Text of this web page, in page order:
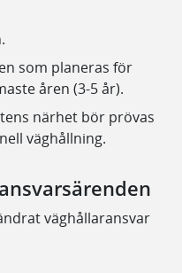
som planeras för
åren (3-5 år).
närhet bör prövas
väghållning.
väghållaransvar